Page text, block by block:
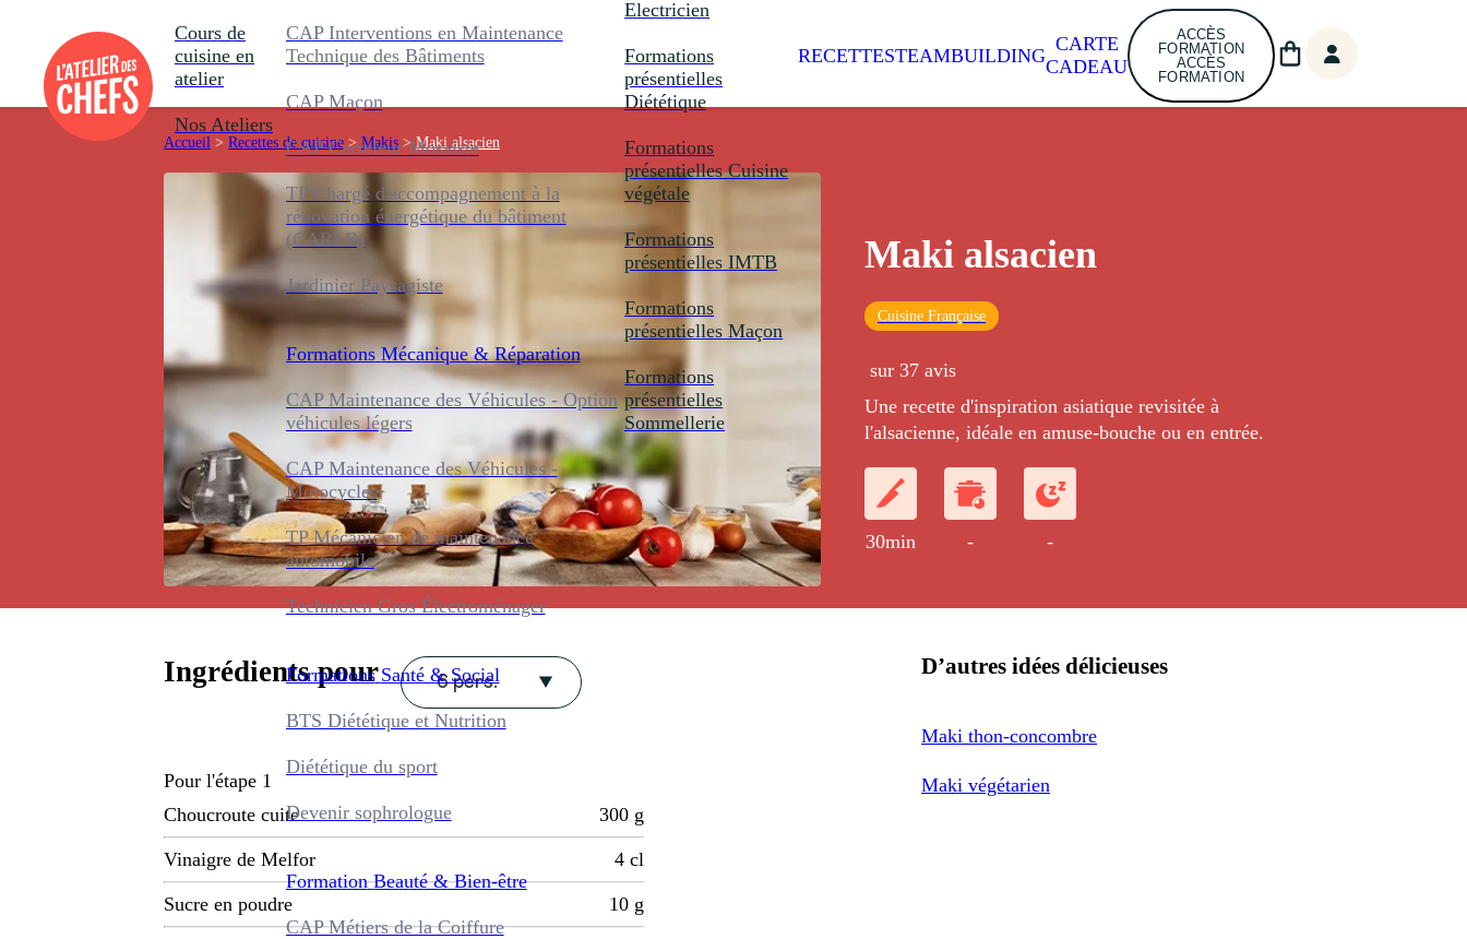
Cours de
cuisine en
atelier
Nos Ateliers
CAP Interventions en Maintenance
Technique des Bâtiments
CAP Maçon
CAP Carreleur Mosaïste
TP Chargé d'accompagnement à la
rénovation énergétique du bâtiment
(CAREB)
Jardinier Paysagiste
Formations Mécanique & Réparation
CAP Maintenance des Véhicules - Option
véhicules légers
CAP Maintenance des Véhicules -
Motocycles
TP Mécanicien de maintenance
automobile
Technicien Gros Électroménager
Formations Santé & Social
BTS Diététique et Nutrition
Diététique du sport
Devenir sophrologue
Formation Beauté & Bien-être
CAP Métiers de la Coiffure
Electricien
Formations
présentielles
Diététique
Formations
présentielles Cuisine
végétale
Formations
présentielles IMTB
Formations
présentielles Maçon
Formations
présentielles
Sommellerie
RECETTESTEAMBUILDING
CARTE
CADEAU
ACCÈS
FORMATION
ACCÈS
FORMATION
Accueil > Recettes de cuisine > Makis > Maki alsacien
Maki alsacien
Cuisine Française
sur 37 avis
Une recette d'inspiration asiatique revisitée à
l'alsacienne, idéale en amuse-bouche ou en entrée.
30min - -
Ingrédients pour 6 pers.
Pour l'étape 1
Choucroute cuite
300 g
Vinaigre de Melfor 4 cl
Sucre en poudre 10 g
D’autres idées délicieuses
Maki thon-concombre
Maki végétarien